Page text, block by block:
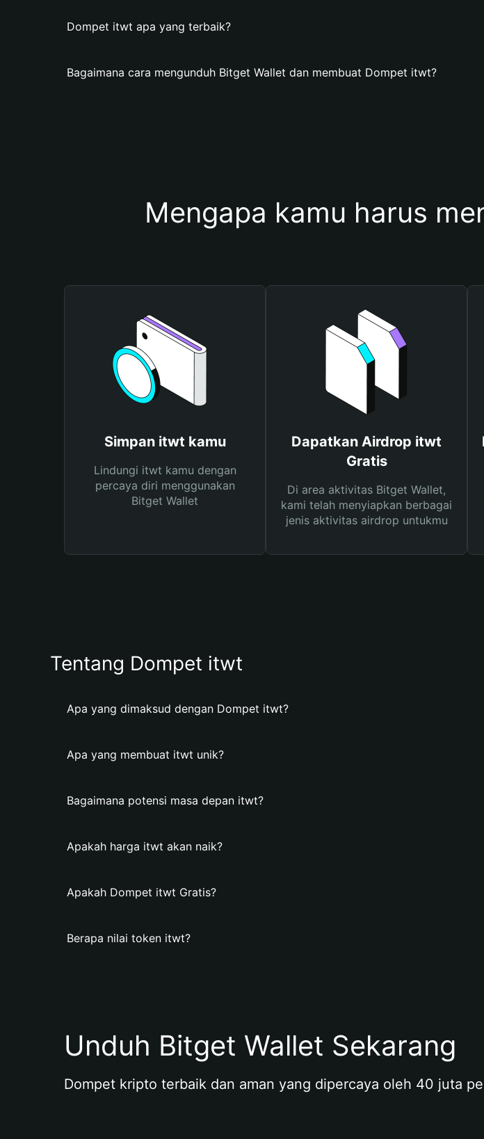
Dompet itwt apa yang terbaik?
Bagaimana cara mengunduh Bitget Wallet dan membuat Dompet itwt?
Mengapa kamu harus
Simpan itwt kamu
Lindungi itwt kamu dengan
percaya diri menggunakan
Bitget Wallet
Dapatkan Airdrop itwt
Gratis
Di area aktivitas Bitget Wallet,
kami telah menyiapkan berbagai
jenis aktivitas airdrop untukmu
Tentang Dompet itwt
Apa yang dimaksud dengan Dompet itwt?
Apa yang membuat itwt unik?
Bagaimana potensi masa depan itwt?
Apakah harga itwt akan naik?
Apakah Dompet itwt Gratis?
Berapa nilai token itwt?
Unduh Bitget Wallet Sekarang
Dompet kripto terbaik dan aman yang dipercaya oleh 40 juta